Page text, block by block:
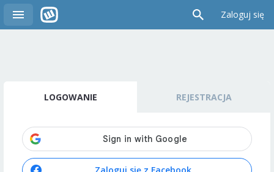
Zaloguj się
LOGOWANIE REJESTRACJA